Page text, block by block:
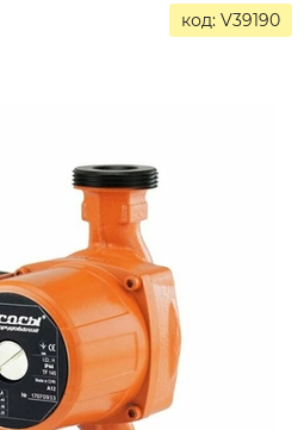
код: V39190